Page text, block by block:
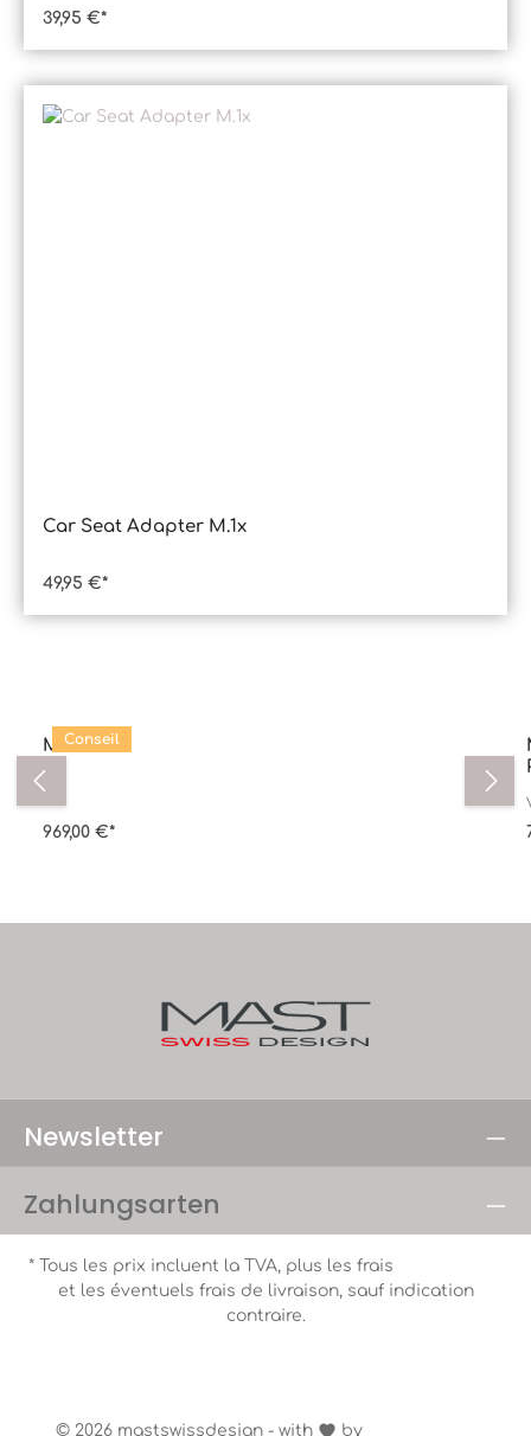
39,95 €*
Car Seat Adapter M.1x
49,95 €*
Conseil
M.5x
969,00 €*
Newsletter
Zahlungsarten
* Tous les prix incluent la TVA, plus les frais
et les éventuels frais de livraison, sauf indication
contraire.
© 2026 mastswissdesign - with by